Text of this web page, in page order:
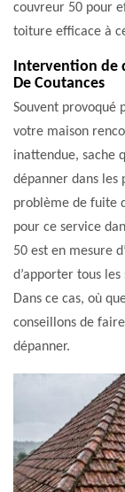
couvreur 50 pour
toiture efficace à
Intervention de
De Coutances
Souvent provoqué
votre maison
inattendue, sache
dépanner dans les
problème de fuite
pour ce service
50 est en mesure
d’apporter tous
Dans ce cas, où
conseillons de
dépanner.